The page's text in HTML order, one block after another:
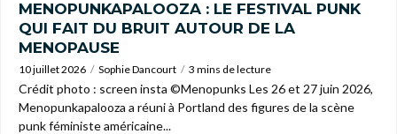
MENOPUNKAPALOOZA : LE FESTIVAL PUNK
QUI FAIT DU BRUIT AUTOUR DE LA
MENOPAUSE
10 juillet 2026 Sophie Dancourt 3 mins de lecture
Crédit photo : screen insta ©Menopunks Les 26 et 27 juin 2026,
Menopunkapalooza a réuni à Portland des figures de la scène
punk féministe américaine...